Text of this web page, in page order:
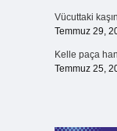
Vücuttaki
Temmuz 29,
Kelle paça
Temmuz 25,